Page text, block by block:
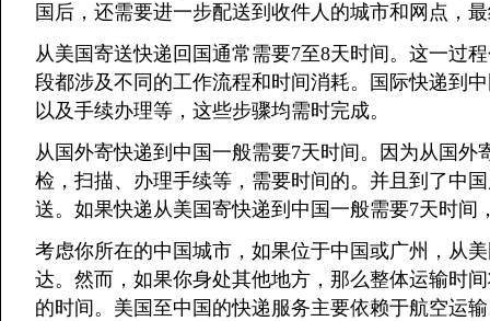
国后，还需要进一步配送到收件人的城市和网点，
从美国寄送快递回国通常需要7至8天时间。这一过
段都涉及不同的工作流程和时间消耗。国际快递到
以及手续办理等，这些步骤均需时完成。
从国外寄快递到中国一般需要7天时间。因为从国
检，扫描、办理手续等，需要时间的。并且到了中
送。如果快递从美国寄快递到中国一般需要7天时间
考虑你所在的中国城市，如果位于中国或广州，从
达。然而，如果你身处其他地方，那么整体运输时
的时间。美国至中国的快递服务主要依赖于航空运